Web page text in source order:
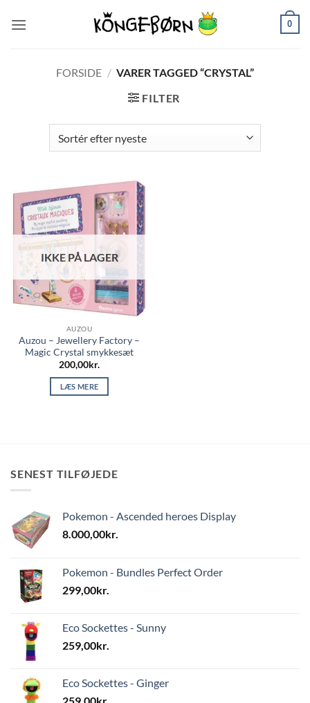
0
FORSIDE / VARER TAGGED “CRYSTAL”
FILTER
IKKE PÅ LAGER
AUZOU
Auzou – Jewellery Factory –
Magic Crystal smykkesæt
200,00kr.
LÆS MERE
SENEST TILFØJEDE
Pokemon - Ascended heroes Display
8.000,00kr.
Pokemon - Bundles Perfect Order
299,00kr.
Eco Sockettes - Sunny
259,00kr.
Eco Sockettes - Ginger